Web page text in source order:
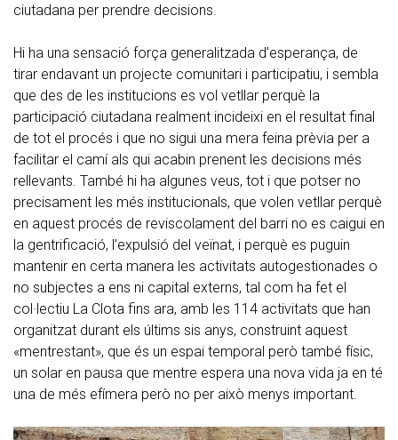
ciutadana per prendre decisions.
Hi ha una sensació força generalitzada d’esperança, de
tirar endavant un projecte comunitari i participatiu, i sembla
que des de les institucions es vol vetllar perquè la
participació ciutadana realment incideixi en el resultat final
de tot el procés i que no sigui una mera feina prèvia per a
facilitar el camí als qui acabin prenent les decisions més
rellevants. També hi ha algunes veus, tot i que potser no
precisament les més institucionals, que volen vetllar perquè
en aquest procés de reviscolament del barri no es caigui en
la gentrificació, l’expulsió del veïnat, i perquè es puguin
mantenir en certa manera les activitats autogestionades o
no subjectes a ens ni capital externs, tal com ha fet el
col·lectiu La Clota fins ara, amb les 114 activitats que han
organitzat durant els últims sis anys, construint aquest
«mentrestant», que és un espai temporal però també físic,
un solar en pausa que mentre espera una nova vida ja en té
una de més efímera però no per això menys important.